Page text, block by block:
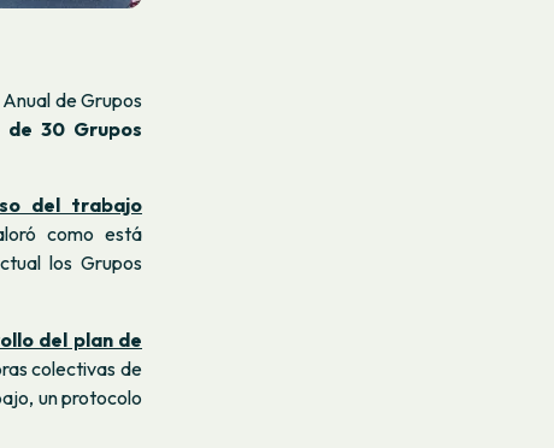
de Grupos
de 30 Grupos
del trabajo
como está
los Grupos
del plan de
colectivas de
un protocolo